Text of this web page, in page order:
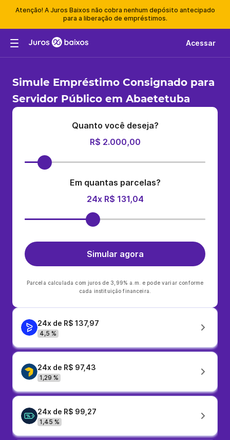
Atenção! A Juros Baixos não cobra nenhum depósito antecipado
para a liberação de empréstimos.
Acessar
Simule Empréstimo Consignado para
Servidor Público em Abaetetuba
Quanto você deseja?
R$ 2.000,00
Em quantas parcelas?
24x R$ 131,04
Simular agora
Parcela calculada com juros de 3,99% a.m. e pode variar conforme
cada instituição financeira.
24x de R$ 137,97
4,5 %
24x de R$ 97,43
1,29 %
24x de R$ 99,27
1,45 %